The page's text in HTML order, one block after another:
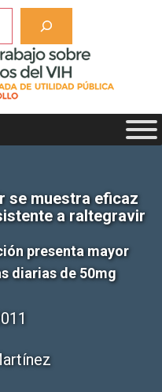
se muestra eficaz
a raltegravir
presenta mayor
diarias de 50mg